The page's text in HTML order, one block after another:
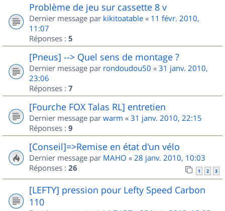
Problème de jeu sur cassette 8 v
Dernier message par kikitoatable « 11 févr. 2010,
11:07
Réponses : 5
[Pneus] --> Quel sens de montage ?
Dernier message par rondoudou50 « 31 janv. 2010,
23:06
Réponses : 7
[Fourche FOX Talas RL] entretien
Dernier message par warm « 31 janv. 2010, 22:15
Réponses : 9
[Conseil]=>Remise en état d'un vélo
Dernier message par MAHO « 28 janv. 2010, 10:03
Réponses : 26 1 2 3
[LEFTY] pression pour Lefty Speed Carbon
110